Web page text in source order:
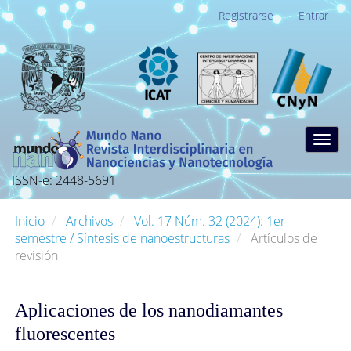
Navegación
principal
Contenido
principal
Barra
lateral
Registrarse Entrar
ISSN-e: 2448-5691
Inicio Archivos
Vol. 17 Núm. 32 (2024): 1er
semestre / Síntesis de nanoestructuras
Artículos de
revisión
Aplicaciones de los nanodiamantes
fluorescentes